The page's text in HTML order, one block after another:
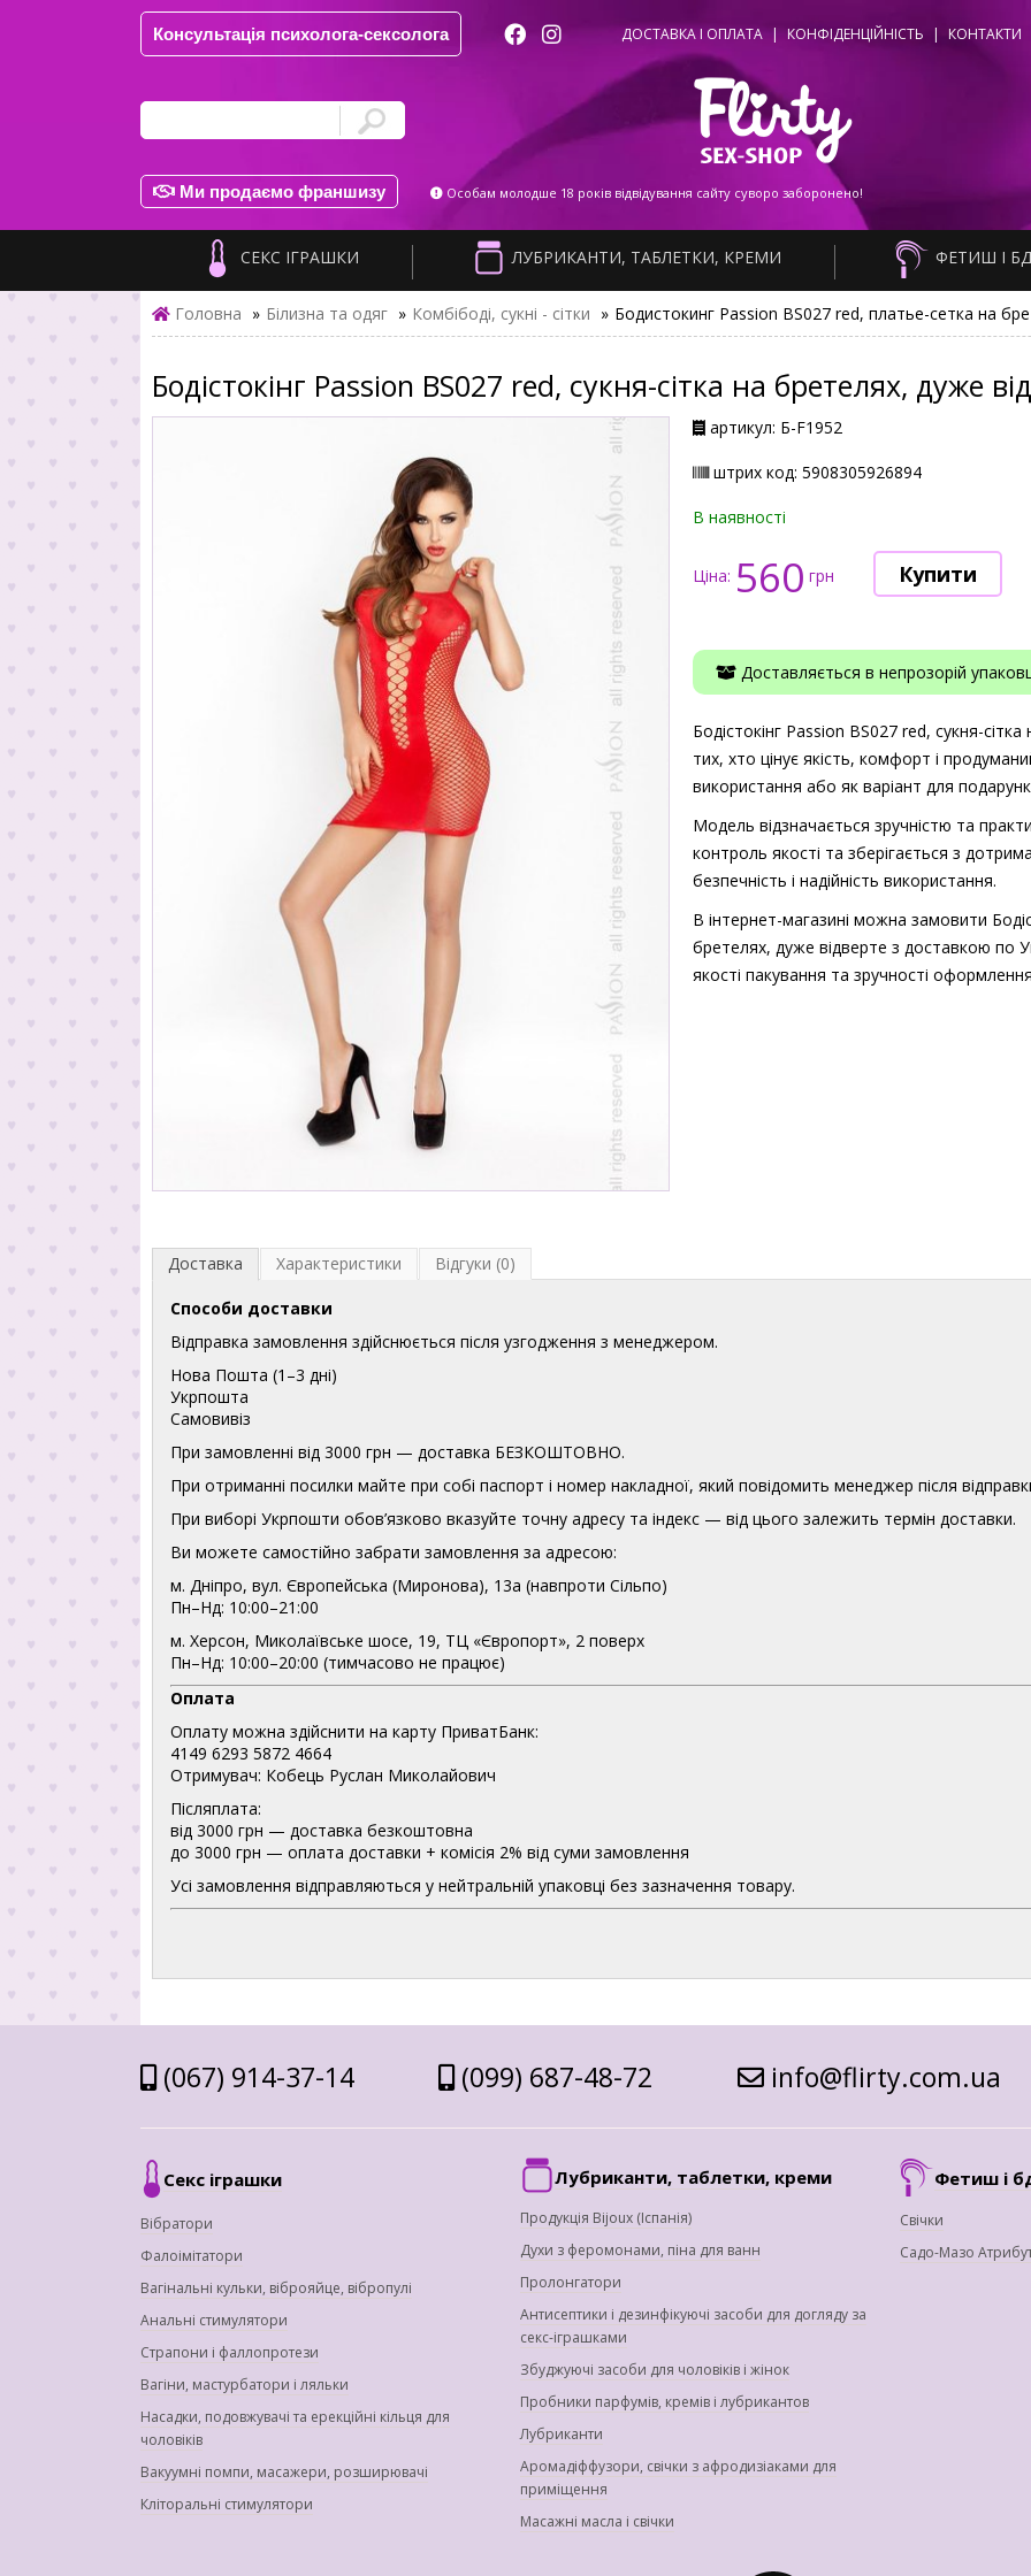
Консультація психолога-сексолога ДОСТАВКА І ОПЛАТА | КОНФІДЕНЦІЙНІСТЬ | КОНТАКТИ
Ми продаємо франшизу Особам молодше 18 років відвідування сайту суворо заборонено!
СЕКС ІГРАШКИ ЛУБРИКАНТИ, ТАБЛЕТКИ, КРЕМИ ФЕТИШ І
Головна » Білизна та одяг » Комбібоді, сукні - сітки » Бодистокинг Passion BS027 red, платье-сетка на
Бодістокінг Passion BS027 red, сукня-сітка на бретелях, дуже
артикул: Б-F1952
штрих код: 5908305926894
В наявності
Ціна: 560 грн
Доставляється в непрозорій
Бодістокінг Passion BS027 red, сукня-
тих, хто цінує якість, комфорт і
використання або як варіант для
Модель відзначається зручністю та
контроль якості та зберігається з
безпечність і надійність використання.
В інтернет-магазині можна замовити
бретелях, дуже відверте з доставкою по
якості пакування та зручності
Доставка Характеристики Відгуки (0)
Способи доставки
Відправка замовлення здійснюється після узгодження з менеджером.
Нова Пошта (1–3 дні)
Укрпошта
Самовивіз
При замовленні від 3000 грн — доставка БЕЗКОШТОВНО.
При отриманні посилки майте при собі паспорт і номер накладної, який повідомить менеджер після
При виборі Укрпошти обов’язково вказуйте точну адресу та індекс — від цього залежить термін доставки.
Ви можете самостійно забрати замовлення за адресою:
м. Дніпро, вул. Європейська (Миронова), 13а (навпроти Сільпо)
Пн–Нд: 10:00–21:00
м. Херсон, Миколаївське шосе, 19, ТЦ «Європорт», 2 поверх
Пн–Нд: 10:00–20:00 (тимчасово не працює)
Оплата
Оплату можна здійснити на карту ПриватБанк:
4149 6293 5872 4664
Отримувач: Кобець Руслан Миколайович
Післяплата:
від 3000 грн — доставка безкоштовна
до 3000 грн — оплата доставки + комісія 2% від суми замовлення
Усі замовлення відправляються у нейтральній упаковці без зазначення товару.
(067) 914-37-14 (099) 687-48-72 info@flirty.com.ua
Секс іграшки
Вібратори
Фалоімітатори
Вагінальні кульки, віброяйце, вібропулі
Анальні стимулятори
Страпони і фаллопротези
Вагіни, мастурбатори і ляльки
Насадки, подовжувачі та ерекційні кільця для
чоловіків
Вакуумні помпи, масажери, розширювачі
Кліторальні стимулятори
Лубриканти, таблетки, креми
Продукція Bijoux (Іспанія)
Духи з феромонами, піна для ванн
Пролонгатори
Антисептики і дезинфікуючі засоби для догляду за
секс-іграшками
Збуджуючі засоби для чоловіків і жінок
Пробники парфумів, кремів і лубрикантов
Лубриканти
Аромадіффузори, свічки з афродизіаками для
приміщення
Масажні масла і свічки
Фетиш і
Свічки
Садо-Мазо